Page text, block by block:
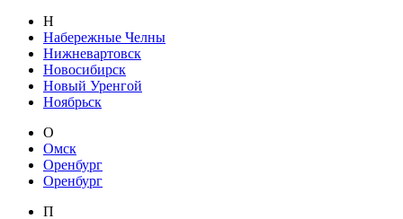
Н
Набережные Челны
Нижневартовск
Новосибирск
Новый Уренгой
Ноябрьск
О
Омск
Оренбург
Оренбург
П